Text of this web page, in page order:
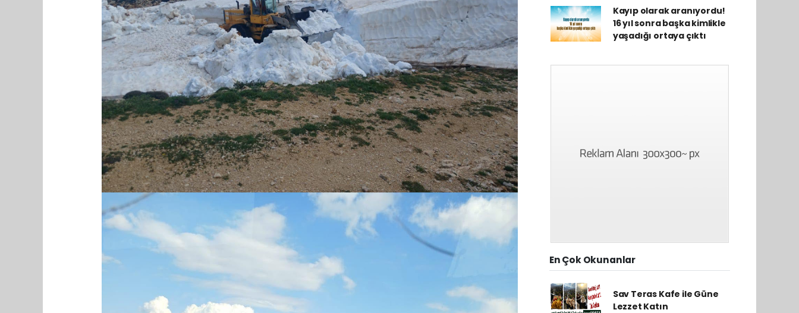
Kayıp olarak aranıyordu!
16 yıl sonra başka kimlikle
yaşadığı ortaya çıktı
En Çok Okunanlar
Sav Teras Kafe ile Güne
Lezzet Katın